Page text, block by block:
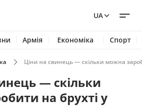
UA
Армія Економіка Спорт
Ціни на свинець — скільки можна
— скільки
на брухті у